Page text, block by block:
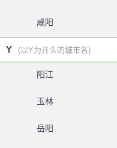
咸阳
Y (以Y为开头的城市名)
阳江
玉林
岳阳